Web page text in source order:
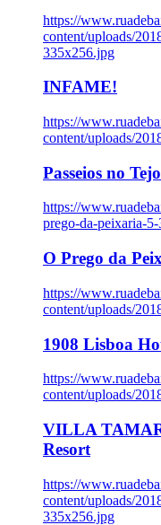
https://
content/uploads/
335x256.jpg
INFAME!
https://
content/uploads/
Passeios no Tejo
https://
prego-da-peixaria-
O Prego da
https://
content/uploads/
1908 Lisboa
https://
content/uploads/
VILLA
Resort
https://
content/uploads/
335x256.jpg